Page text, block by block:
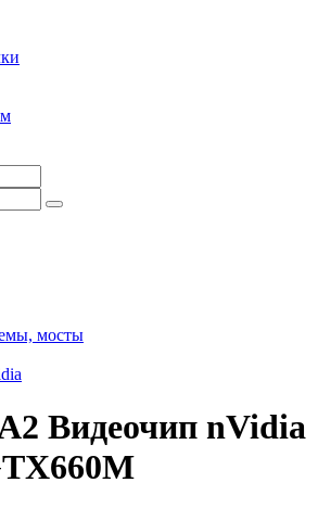
мосты
Видеочип nVidia